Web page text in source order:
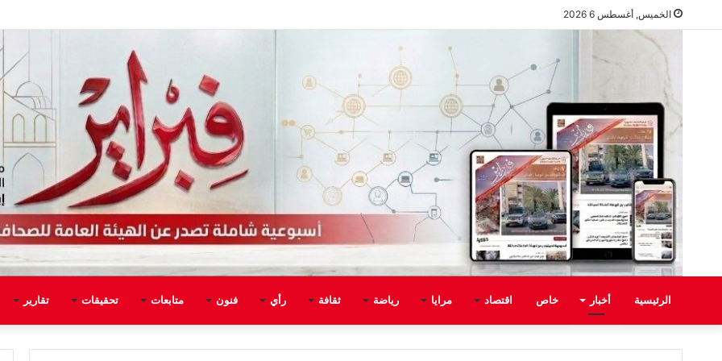
الخميس, أغسطس 6 2026
الرئيسية أخبار خاص اقتصاد مرايا رياضة ثقافة رأي فنون متابعات تحقيقات تقارير